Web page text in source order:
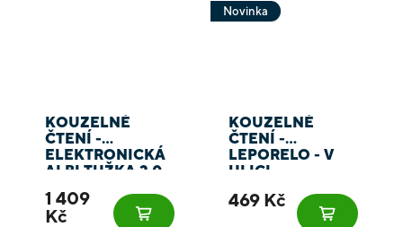
KOUZELNÉ
ČTENÍ -
ELEKTRONICKÁ
ALBI TUŽKA 2.0
1 409
Kč
Novinka
KOUZELNÉ
ČTENÍ -
LEPORELO - V
ULICI
469 Kč